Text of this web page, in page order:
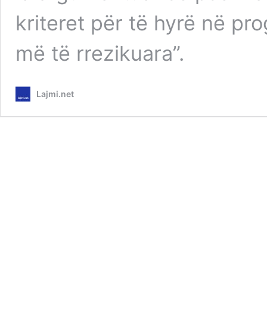
kriteret për të hyrë në
më të rrezikuara”.
Lajmi.net